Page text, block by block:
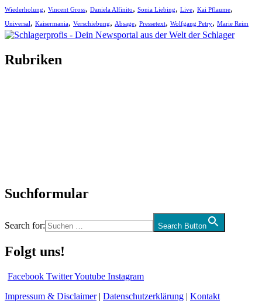
Wiederholung, Vincent Gross, Daniela Alfinito, Sonia Liebing, Live, Kai Pflaume,
Universal, Kaisermania, Verschiebung, Absage, Pressetext, Wolfgang Petry, Marie Reim
Rubriken
Suchformular
Search for: Search Button
Folgt uns!
Facebook TwitterYoutube Instagram
Impressum & Disclaimer| Datenschutzerklärung | Kontakt